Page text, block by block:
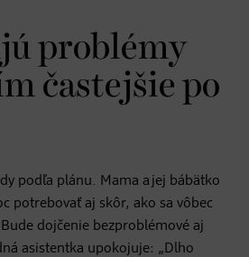
problémy
častejšie po
podľa plánu. Mama a jej bábätko
potrebovať aj skôr, ako sa vôbec
dojčenie bezproblémové aj
asistentka upokojuje: „Dlho